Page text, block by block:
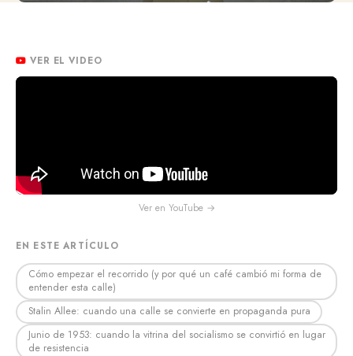
VER EL VIDEO
Ver en YouTube →
EN ESTE ARTÍCULO
Cómo empezar el recorrido (y por qué un café cambió mi forma de
entender esta calle)
Stalin Allee: cuando una calle se convierte en propaganda pura
Junio de 1953: cuando la vitrina del socialismo se convirtió en lugar
de resistencia